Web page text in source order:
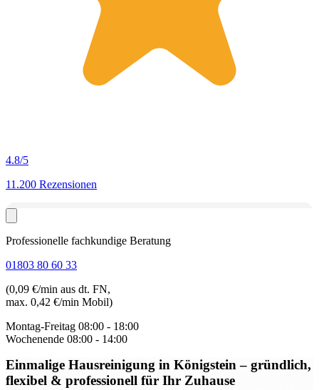
4.8/5
11.200 Rezensionen
Professionelle fachkundige Beratung
01803 80 60 33
(0,09 €/min aus dt. FN,
max. 0,42 €/min Mobil)
Montag-Freitag 08:00 - 18:00
Wochenende 08:00 - 14:00
Einmalige Hausreinigung in Königstein– gründlich,
flexibel & professionell für Ihr Zuhause